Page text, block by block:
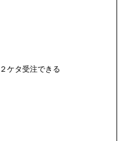
ケタ受注できる